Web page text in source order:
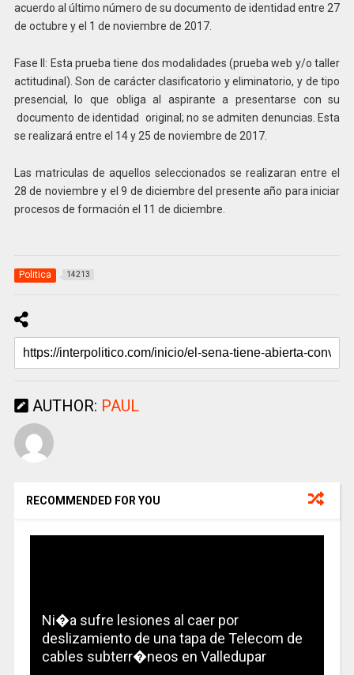
acuerdo al último número de su documento de identidad entre 27
de octubre y el 1 de noviembre de 2017.
Fase II: Esta prueba tiene dos modalidades (prueba web y/o taller
actitudinal). Son de carácter clasificatorio y eliminatorio, y de tipo
presencial, lo que obliga al aspirante a presentarse con su
documento de identidad original; no se admiten denuncias. Esta
se realizará entre el 14 y 25 de noviembre de 2017.
Las matriculas de aquellos seleccionados se realizaran entre el
28 de noviembre y el 9 de diciembre del presente año para iniciar
procesos de formación el 11 de diciembre.
Politica 14213
AUTHOR: PAUL
RECOMMENDED FOR YOU
Ni�a sufre lesiones al caer por
deslizamiento de una tapa de Telecom de
cables subterr�neos en Valledupar